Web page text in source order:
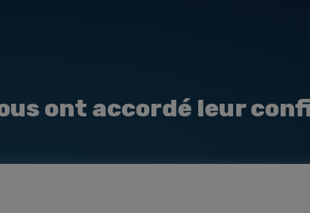
ont accordé leur